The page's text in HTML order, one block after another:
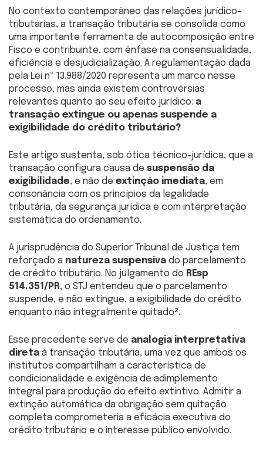
No contexto contemporâneo das relações jurídico-
tributárias, a transação tributária se consolida como
uma importante ferramenta de autocomposição entre
Fisco e contribuinte, com ênfase na consensualidade,
eficiência e desjudicialização. A regulamentação dada
pela Lei nº 13.988/2020 representa um marco nesse
processo, mas ainda existem controvérsias
relevantes quanto ao seu efeito jurídico: a
transação extingue ou apenas suspende a
exigibilidade do crédito tributário?
Este artigo sustenta, sob ótica técnico-jurídica, que a
transação configura causa de suspensão da
exigibilidade, e não de extinção imediata, em
consonância com os princípios da legalidade
tributária, da segurança jurídica e com interpretação
sistemática do ordenamento.
A jurisprudência do Superior Tribunal de Justiça tem
reforçado a natureza suspensiva do parcelamento
de crédito tributário. No julgamento do REsp
514.351/PR, o STJ entendeu que o parcelamento
suspende, e não extingue, a exigibilidade do crédito
enquanto não integralmente quitado².
Esse precedente serve de analogia interpretativa
direta à transação tributária, uma vez que ambos os
institutos compartilham a característica de
condicionalidade e exigência de adimplemento
integral para produção do efeito extintivo. Admitir a
extinção automática da obrigação sem quitação
completa comprometeria a eficácia executiva do
crédito tributário e o interesse público envolvido.